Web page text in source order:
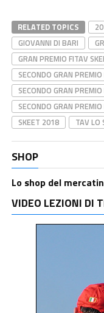
RELATED TOPICS
GIOVANNI DI BARI
GRAN PREMIO FITAV
SECONDO GRAN
SECONDO GRAN
SECONDO GRAN
SKEET 2018
TAV LO
SHOP
Lo shop del
VIDEO LEZIONI DI